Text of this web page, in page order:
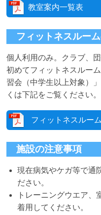
教室案内一覧表
フィットネスルー
個人利用のみ。クラブ、
初めてフィットネスルー
習会（中学生以上対象）
くは下記をご覧ください。
フィットネスルー
施設の注意事項
現在病気やケガ等で通
ださい。
トレーニングウエア、
着用してください。